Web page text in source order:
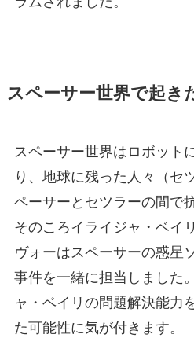
スペーサー世界で起き
スペーサー世界はロボット
り、地球に残った人々（セ
ペーサーとセツラーの間で
そのころイライジャ・ベイ
ヴォーはスペーサーの惑星
事件を一緒に担当しました
ャ・ベイリの問題解決能力
た可能性に気が付きます。